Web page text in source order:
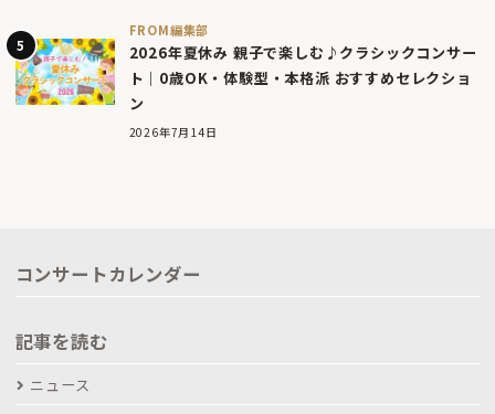
FROM編集部
2026年夏休み 親子で楽しむ♪クラシックコンサー
ト｜0歳OK・体験型・本格派 おすすめセレクショ
ン
2026年7月14日
コンサートカレンダー
記事を読む
ニュース